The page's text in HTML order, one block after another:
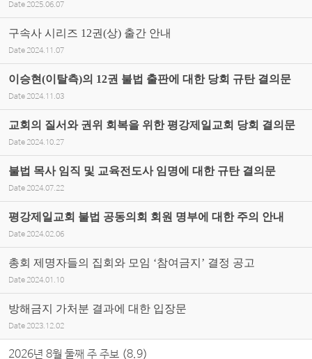
Date 2025.06.07
구속사 시리즈 12권(상) 출간 안내
Date 2024.11.07
이승현(이탈측)의 12권 불법 출판에 대한 당회 규탄 결의문
Date 2024.11.03
교회의 질서와 권위 회복을 위한 평강제일교회 당회 결의문
Date 2024.10.27
불법 목사 임직 및 교육전도사 임명에 대한 규탄 결의문
Date 2024.07.22
평강제일교회 불법 공동의회 회원 명부에 대한 주의 안내
Date 2024.02.06
총회 제명자들의 집회와 모임 ‘참여금지’ 결정 공고
Date 2024.01.10
방해금지 가처분 결과에 대한 입장문
Date 2023.12.02
2026년 8월 둘째 주 주보 (8.9)